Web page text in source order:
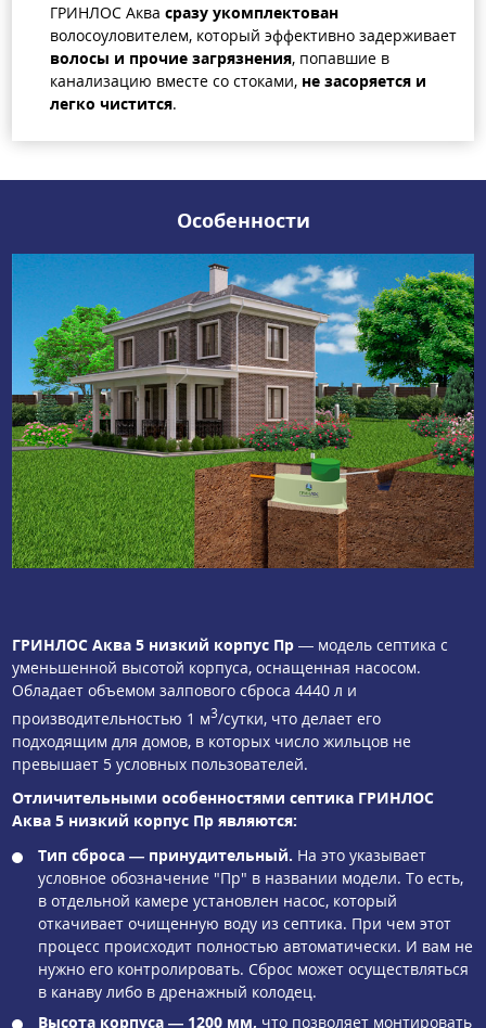
ГРИНЛОС Аква сразу укомплектован
волосоуловителем, который эффективно задерживает
волосы и прочие загрязнения, попавшие в
канализацию вместе со стоками, не засоряется и
легко чистится.
Особенности
ГРИНЛОС Аква 5 низкий корпус Пр — модель септика с
уменьшенной высотой корпуса, оснащенная насосом.
Обладает объемом залпового сброса 4440 л и
производительностью 1 м3/сутки, что делает его
подходящим для домов, в которых число жильцов не
превышает 5 условных пользователей.
Отличительными особенностями септика ГРИНЛОС
Аква 5 низкий корпус Пр являются:
Тип сброса — принудительный. На это указывает
условное обозначение "Пр" в названии модели. То есть,
в отдельной камере установлен насос, который
откачивает очищенную воду из септика. При чем этот
процесс происходит полностью автоматически. И вам не
нужно его контролировать. Сброс может осуществляться
в канаву либо в дренажный колодец.
Высота корпуса — 1200 мм, что позволяет монтировать